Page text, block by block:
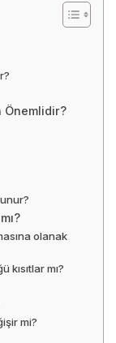
Önemlidir?
olanak
mı?
mi?